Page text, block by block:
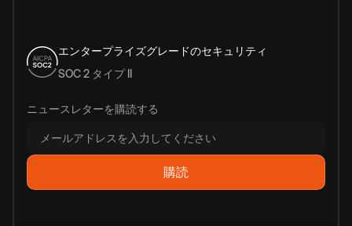
エンタープライズグレードのセキュリティ
SOC 2 タイプ II
ニュースレターを購読する